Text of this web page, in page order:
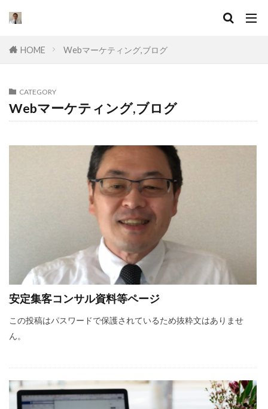
HOME Webマーケティング,ブログ
CATEGORY
Webマーケティング,ブログ
安定集客コンサル資料等ページ
この投稿はパスワードで保護されているため抜粋文はありませ
ん。
カテゴリー
タグ
ドラッカー
マーケティング
挫折
口コミ
起業したい
Facebook広告
プログラミング
オワコン
ポジショニング
分野
YouTube広告
動画 スキル
目標
不安
差別化 収入
個人事業主
学ぶ
フリーランス
達成できない
退職
リスク Web集客
定年
対策
営業
確定申告
Webマーケティング
独立
個人事業
人生変えたい